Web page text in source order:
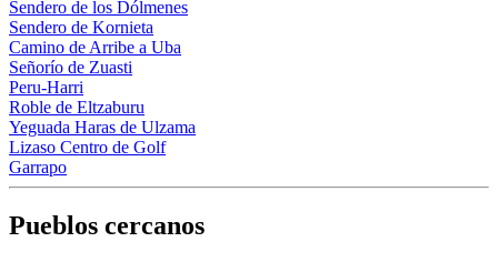
Sendero de los Dólmenes
Sendero de Kornieta
Camino de Arribe a Uba
Señorío de Zuasti
Peru-Harri
Roble de Eltzaburu
Yeguada Haras de Ulzama
Lizaso Centro de Golf
Garrapo
Pueblos cercanos